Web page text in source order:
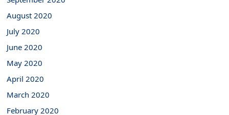
August 2020
July 2020
June 2020
May 2020
April 2020
March 2020
February 2020